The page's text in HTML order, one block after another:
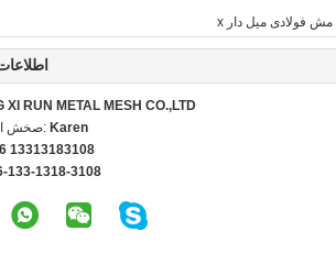
مش فولادی میل دار x
XI RUN METAL MESH CO.,LTD
تماس Karen
13313183108
133-1318-3108